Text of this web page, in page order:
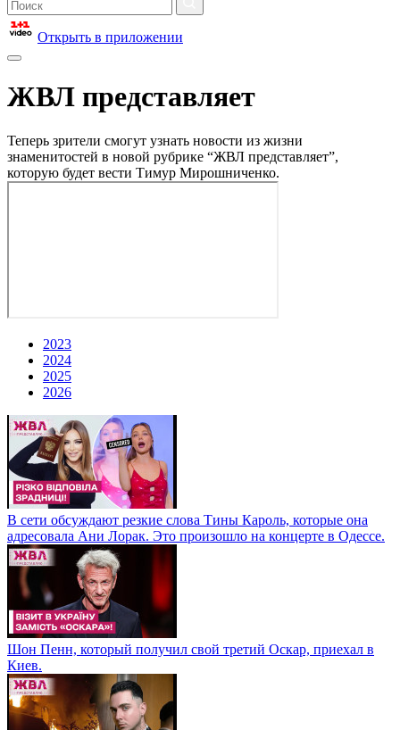
Открыть в приложении
ЖВЛ представляет
Теперь зрители смогут узнать новости из жизни
знаменитостей в новой рубрике “ЖВЛ представляет”,
которую будет вести Тимур Мирошниченко.
2023
2024
2025
2026
В сети обсуждают резкие слова Тины Кароль, которые она
адресовала Ани Лорак. Это произошло на концерте в Одессе.
Шон Пенн, который получил свой третий Оскар, приехал в
Киев.